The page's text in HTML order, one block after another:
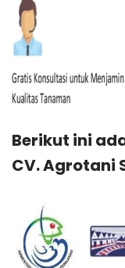
Berikut ini
CV. Agrotani